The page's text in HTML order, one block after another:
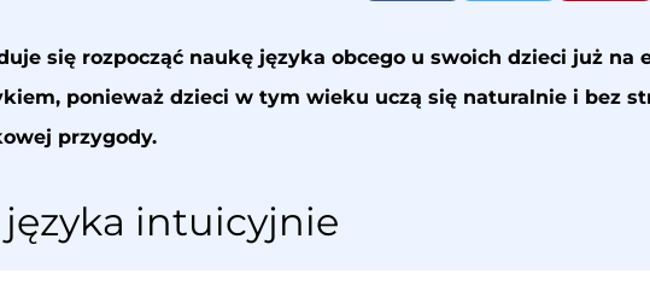
się rozpocząć naukę języka obcego u swoich dzieci już
ponieważ dzieci w tym wieku uczą się naturalnie i bez
przygody.
języka intuicyjnie